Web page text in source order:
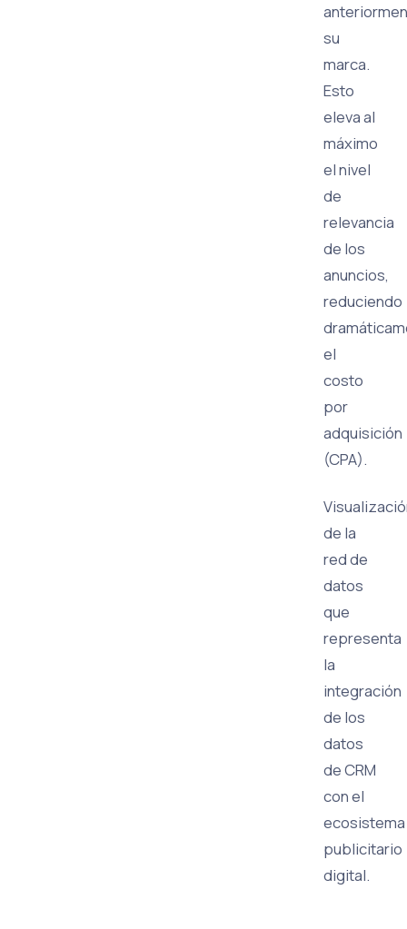
su
marca.
Esto
eleva al
máximo
el nivel
de
relevancia
de los
anuncios,
reduciendo
el
costo
por
adquisición
(CPA).
de la
red de
datos
que
representa
la
integración
de los
datos
de CRM
con el
ecosistema
publicitario
digital.